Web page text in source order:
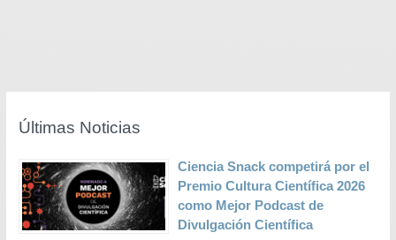
Últimas Noticias
Ciencia Snack competirá por el
Premio Cultura Científica 2026
como Mejor Podcast de
Divulgación Científica